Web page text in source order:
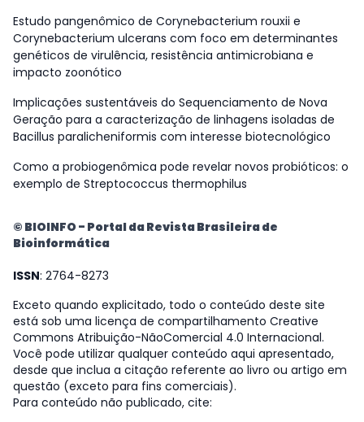
Estudo pangenômico de Corynebacterium rouxii e
Corynebacterium ulcerans com foco em determinantes
genéticos de virulência, resistência antimicrobiana e
impacto zoonótico
Implicações sustentáveis do Sequenciamento de Nova
Geração para a caracterização de linhagens isoladas de
Bacillus paralicheniformis com interesse biotecnológico
Como a probiogenômica pode revelar novos probióticos: o
exemplo de Streptococcus thermophilus
© BIOINFO - Portal da Revista Brasileira de
Bioinformática
ISSN: 2764-8273
Exceto quando explicitado, todo o conteúdo deste site
está sob uma licença de compartilhamento Creative
Commons Atribuição-NãoComercial 4.0 Internacional.
Você pode utilizar qualquer conteúdo aqui apresentado,
desde que inclua a citação referente ao livro ou artigo em
questão (exceto para fins comerciais).
Para conteúdo não publicado, cite: